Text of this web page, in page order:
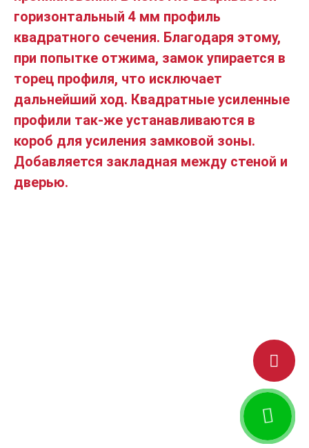
горизонтальный 4 мм профиль
квадратного сечения. Благодаря этому,
при попытке отжима, замок упирается в
торец профиля, что исключает
дальнейший ход. Квадратные усиленные
профили так-же устанавливаются в
короб для усиления замковой зоны.
Добавляется закладная между стеной и
дверью.